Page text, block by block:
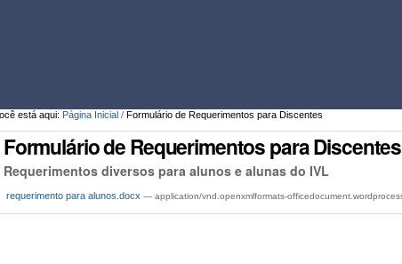
está aqui: Página Inicial / Formulário de Requerimentos para Discentes
Formulário de Requerimentos para Discentes
Requerimentos diversos para alunos e alunas do IVL
requerimento para alunos.docx— application/vnd.openxmlformats-